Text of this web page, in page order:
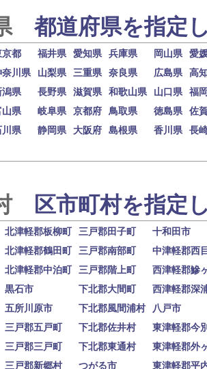
都道府県を指定
京都 福井県 愛知県 兵庫県 岡山県
愛
奈川県 山梨県 三重県 奈良県 広島県
高
潟県 長野県 滋賀県 和歌山県 山口県
福
山県 岐阜県 京都府 鳥取県 徳島県
佐
川県 静岡県 大阪府 島根県 香川県
長
区市町村を指定
北津軽郡板柳町 三戸郡田子町
十和田市
北津軽郡鶴田町 三戸郡南部町
中津軽郡西
北津軽郡中泊町 三戸郡階上町
西津軽郡鰺
黒石市 下北郡大間町
西津軽郡深
五所川原市 下北郡風間浦村
八戸市
三戸郡五戸町 下北郡佐井村
東津軽郡今
三戸郡三戸町 下北郡東通村
東津軽郡外
三戸郡新郷村 つがる市 東津軽郡平